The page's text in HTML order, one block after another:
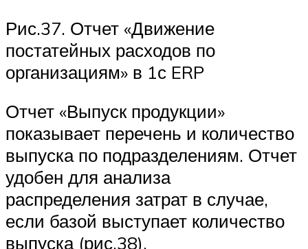
Рис.37. Отчет «Движение
постатейных расходов по
организациям» в 1с ERP
Отчет «Выпуск продукции»
показывает перечень и количество
выпуска по подразделениям. Отчет
удобен для анализа
распределения затрат в случае,
если базой выступает количество
выпуска (рис.38).